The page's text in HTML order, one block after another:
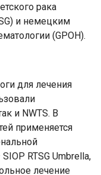
рака
и немецким
(GPOH).
для лечения
и NWTS. В
применяется
RTSG Umbrella,
лечение